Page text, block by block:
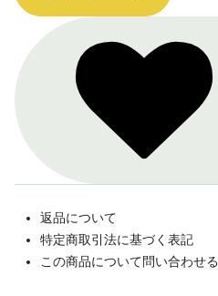
返品について
特定商取引法に基づく表記
この商品について問い合わせる